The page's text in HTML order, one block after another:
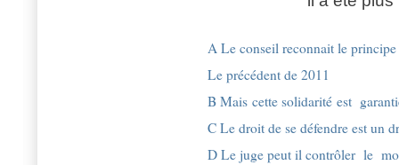
A Le conseil reconnait le
Le précédent de 2011
B Mais cette solidarité est
C Le droit de se défendre est un
D Le juge peut il contrôler le